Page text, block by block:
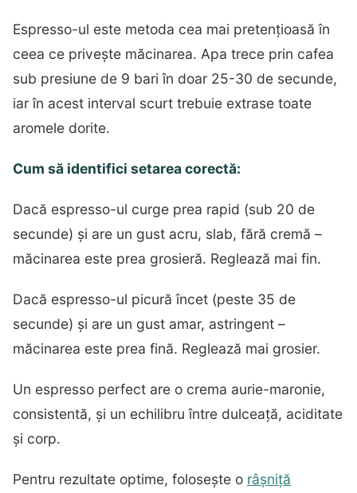
Espresso-ul este metoda cea mai pretențioasă în
ceea ce privește măcinarea. Apa trece prin cafea
sub presiune de 9 bari în doar 25-30 de secunde,
iar în acest interval scurt trebuie extrase toate
aromele dorite.
Cum să identifici setarea corectă:
Dacă espresso-ul curge prea rapid (sub 20 de
secunde) și are un gust acru, slab, fără cremă –
măcinarea este prea grosieră. Reglează mai fin.
Dacă espresso-ul picură încet (peste 35 de
secunde) și are un gust amar, astringent –
măcinarea este prea fină. Reglează mai grosier.
Un espresso perfect are o crema aurie-maronie,
consistentă, și un echilibru între dulceață, aciditate
și corp.
Pentru rezultate optime, folosește o râșniță